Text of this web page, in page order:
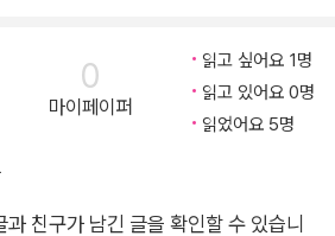
심을 갖는 경우가 많다. 그러나 현실
질 보증을 위해서는 테스트가 필수적이
어는 어떻게 테스트해야 할까? 기존 소
테스트하려면 다른 방법이 필요하다. 이
문을 알기 쉽게 해설하며 실전 예제와
0
마이페이퍼
읽고 싶어요 1명
읽고 있어요 0명
읽었어요 5명
친구가 남긴 글을 확인할 수 있습니